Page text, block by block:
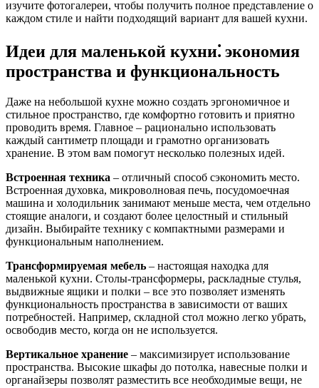
изучите фотогалереи, чтобы получить полное представление о
каждом стиле и найти подходящий вариант для вашей кухни.
Идеи для маленькой кухни⁚ экономия
пространства и функциональность
Даже на небольшой кухне можно создать эргономичное и
стильное пространство, где комфортно готовить и приятно
проводить время. Главное – рационально использовать
каждый сантиметр площади и грамотно организовать
хранение. В этом вам помогут несколько полезных идей.
Встроенная техника – отличный способ сэкономить место.
Встроенная духовка, микроволновая печь, посудомоечная
машина и холодильник занимают меньше места, чем отдельно
стоящие аналоги, и создают более целостный и стильный
дизайн. Выбирайте технику с компактными размерами и
функциональным наполнением.
Трансформируемая мебель – настоящая находка для
маленькой кухни. Столы-трансформеры, раскладные стулья,
выдвижные ящики и полки – все это позволяет изменять
функциональность пространства в зависимости от ваших
потребностей. Например, складной стол можно легко убрать,
освободив место, когда он не используется.
Вертикальное хранение – максимизирует использование
пространства. Высокие шкафы до потолка, навесные полки и
органайзеры позволят разместить все необходимые вещи, не